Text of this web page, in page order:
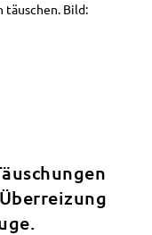
täuschen. Bild: